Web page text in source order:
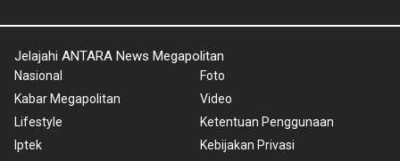
Jelajahi ANTARA News Megapolitan
Nasional
Kabar Megapolitan
Lifestyle
Iptek
Foto
Video
Ketentuan Penggunaan
Kebijakan Privasi